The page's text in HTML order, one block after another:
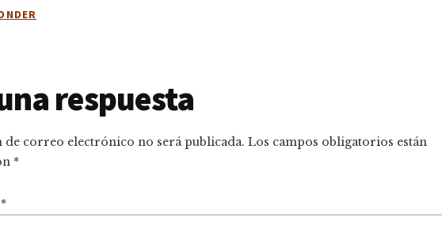
respuesta
correo electrónico no será publicada. Los campos obligatorios están
*
*